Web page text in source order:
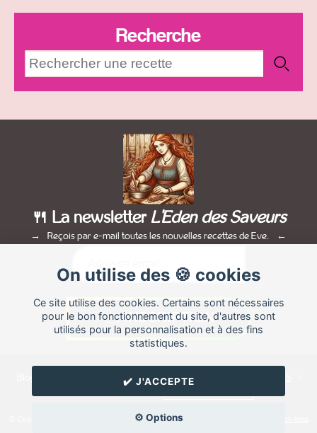
Recherche
On utilise des 🍪 cookies
Ce site utilise des cookies. Certains sont nécessaires
pour le bon fonctionnement du site, d'autres sont
utilisés pour la personnalisation et à des fins
statistiques.
✔️ J'ACCEPTE
⚙️ Options
🍴 La newsletter L'Eden des Saveurs
Reçois par e-mail toutes les nouvelles recettes de Eve.
Blog de recettes de cuisine de Eve créé sur
© Cuisine.land : La plateforme de blog spécialisée dans les blogs culinaires.